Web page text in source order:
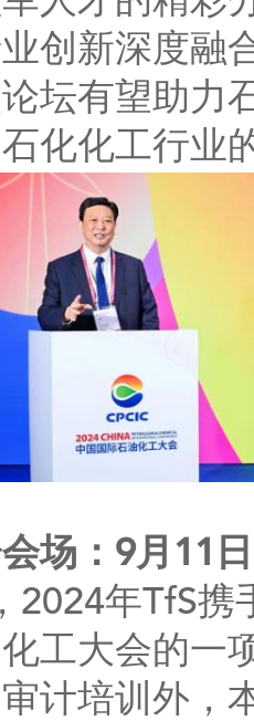
创新深度融
坛有望助力
化化工行业
场：9月11
2024年TfS携
工大会的一
计培训外，